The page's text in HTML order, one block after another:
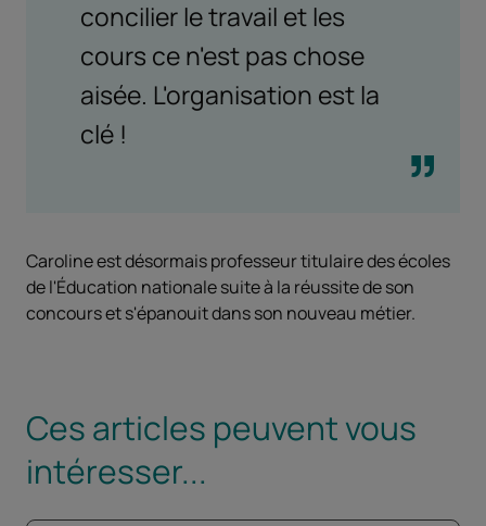
concilier le travail et les
cours ce n'est pas chose
aisée. L'organisation est la
clé !
Caroline est désormais professeur titulaire des écoles
de l'Éducation nationale suite à la réussite de son
concours et s'épanouit dans son nouveau métier.
Ces articles peuvent vous
intéresser...